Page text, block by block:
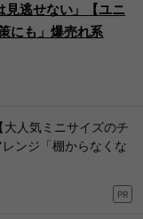
見逃せない」【ユニ
にも」爆売れ系
人気ミニサイズのチ
ンジ「棚からなくな
PR